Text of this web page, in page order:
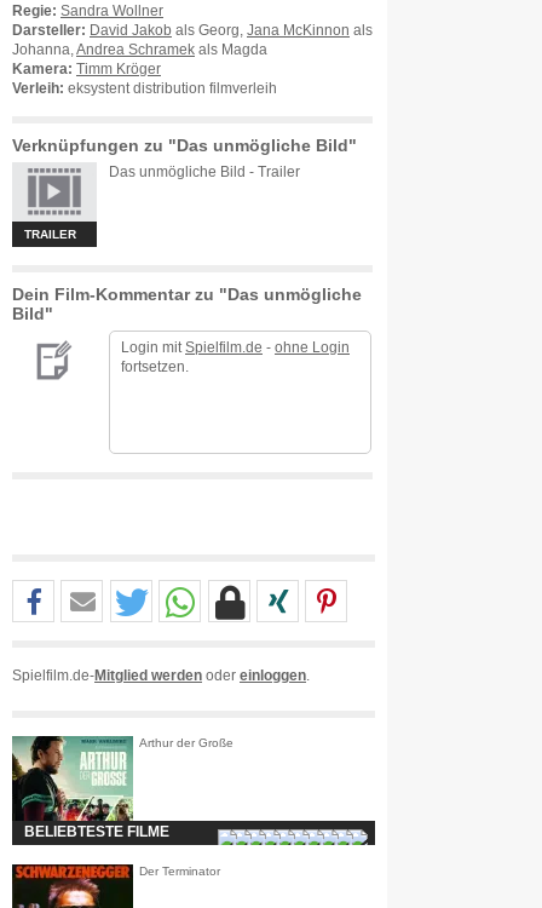
Regie: Sandra Wollner
Darsteller: David Jakob als Georg, Jana McKinnon als
Johanna, Andrea Schramek als Magda
Kamera: Timm Kröger
Verleih: eksystent distribution filmverleih
Verknüpfungen zu "Das unmögliche Bild"
TRAILER
Das unmögliche Bild - Trailer
Dein Film-Kommentar zu "Das unmögliche
Bild"
Login mit Spielfilm.de - ohne Login
fortsetzen.
Spielfilm.de-Mitglied werden oder einloggen
Arthur der Große
BELIEBTESTE FILME
Der Terminator